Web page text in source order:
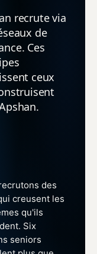
recrute via
de
Ces
ceux
des
creusent les
qu'ils
Six
seniors